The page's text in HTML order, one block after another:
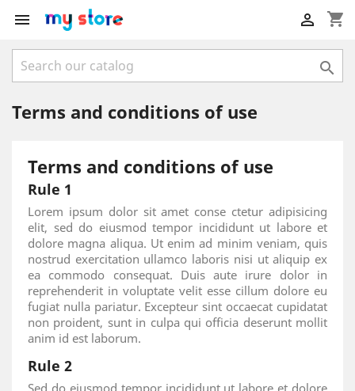
 shopping_cart


Terms and conditions of use
Terms and conditions of use
Rule 1
Lorem ipsum dolor sit amet conse ctetur adipisicing
elit, sed do eiusmod tempor incididunt ut labore et
dolore magna aliqua. Ut enim ad minim veniam, quis
nostrud exercitation ullamco laboris nisi ut aliquip ex
ea commodo consequat. Duis aute irure dolor in
reprehenderit in voluptate velit esse cillum dolore eu
fugiat nulla pariatur. Excepteur sint occaecat cupidatat
non proident, sunt in culpa qui officia deserunt mollit
anim id est laborum.
Rule 2
Sed do eiusmod tempor incididunt ut labore et dolore